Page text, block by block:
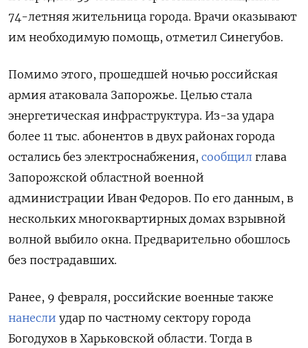
74-летняя жительница города. Врачи оказывают
им необходимую помощь, отметил Синегубов.
Помимо этого, прошедшей ночью российская
армия атаковала Запорожье. Целью стала
энергетическая инфраструктура. Из-за удара
более 11 тыс. абонентов в двух районах города
остались без электроснабжения, сообщил глава
Запорожской областной военной
администрации Иван Федоров. По его данным, в
нескольких многоквартирных домах взрывной
волной выбило окна. Предварительно обошлось
без пострадавших.
Ранее, 9 февраля, российские военные также
нанесли удар по частному сектору города
Богодухов в Харьковской области. Тогда в